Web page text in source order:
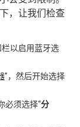
，让我们检查
以启用蓝牙选
”，然后开始选择
必须选择“分